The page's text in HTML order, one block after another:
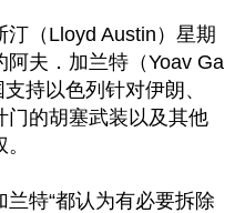
（Lloyd Austin）星期
夫．加兰特（Yoav Ga
持以色列针对伊朗、
门的胡塞武装以及其他
特“都认为有必要拆除